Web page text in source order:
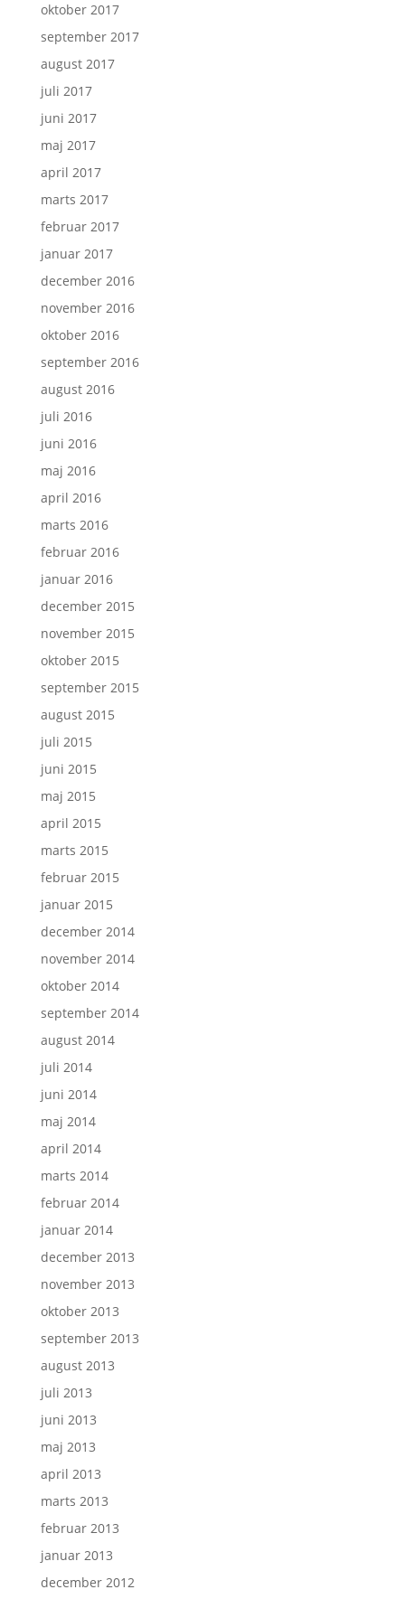
oktober 2017
september 2017
august 2017
juli 2017
juni 2017
maj 2017
april 2017
marts 2017
februar 2017
januar 2017
december 2016
november 2016
oktober 2016
september 2016
august 2016
juli 2016
juni 2016
maj 2016
april 2016
marts 2016
februar 2016
januar 2016
december 2015
november 2015
oktober 2015
september 2015
august 2015
juli 2015
juni 2015
maj 2015
april 2015
marts 2015
februar 2015
januar 2015
december 2014
november 2014
oktober 2014
september 2014
august 2014
juli 2014
juni 2014
maj 2014
april 2014
marts 2014
februar 2014
januar 2014
december 2013
november 2013
oktober 2013
september 2013
august 2013
juli 2013
juni 2013
maj 2013
april 2013
marts 2013
februar 2013
januar 2013
december 2012